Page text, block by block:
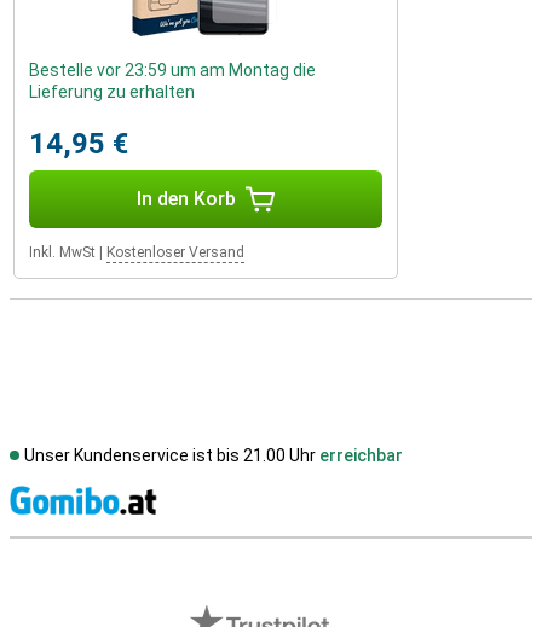
Bestelle vor 23:59 um am Montag die
Lieferung zu erhalten
14,95 €
In den Korb
Inkl. MwSt Kostenloser Versand
Unser Kundenservice ist bis 21.00 Uhr erreichbar